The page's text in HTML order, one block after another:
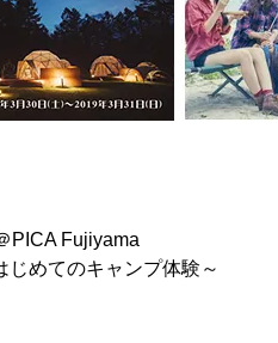
PICA Fujiyama
じめてのキャンプ体験～